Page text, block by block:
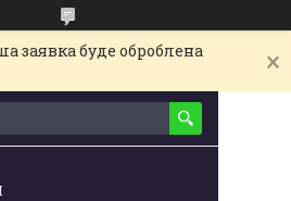
заявка буде оброблена